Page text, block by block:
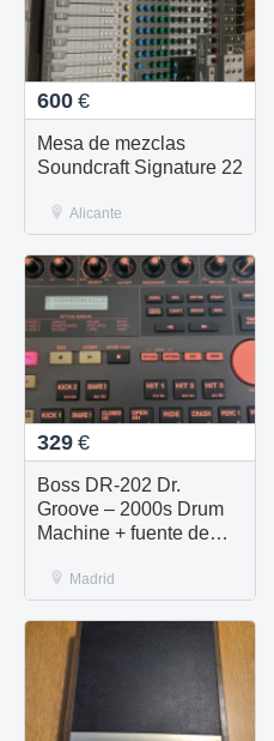
600 €
Mesa de mezclas
Soundcraft Signature 22
Alicante
329 €
Boss DR-202 Dr.
Groove – 2000s Drum
Machine + fuente de
Madrid